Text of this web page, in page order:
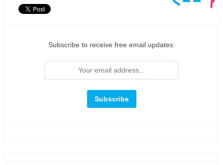
Subscribe to receive free email updates: